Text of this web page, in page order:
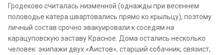
Гродеково считалась низменной (однажды при весеннем
половодье катера швартовались прямо ко крыльцу), поэтому
личный состав срочно эвакуировали к соседям на
карацуповскую заставу Красное. Дома остались несколько
человек: экипажи двух «Аистов», старший собачник, связист,